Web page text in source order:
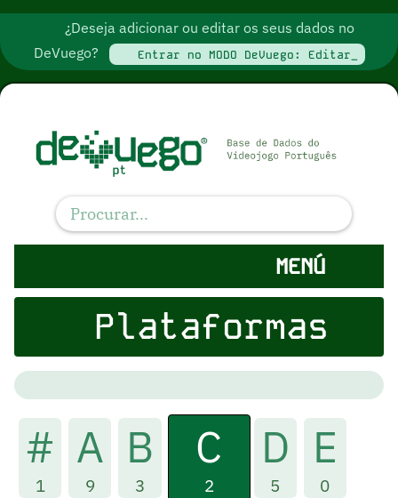
¿Deseja adicionar ou editar os seus dados no
DeVuego?
Entrar no MODO DeVuego: Editar_
MENÚ
Plataformas
#
1
A
9
B
3
C
2
D
5
E
0